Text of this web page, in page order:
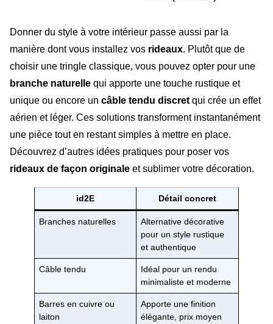
Donner du style à votre intérieur passe aussi par la
manière dont vous installez vos rideaux. Plutôt que de
choisir une tringle classique, vous pouvez opter pour une
branche naturelle qui apporte une touche rustique et
unique ou encore un câble tendu discret qui crée un effet
aérien et léger. Ces solutions transforment instantanément
une pièce tout en restant simples à mettre en place.
Découvrez d’autres idées pratiques pour poser vos
rideaux de façon originale et sublimer votre décoration.
id2E Détail concret
Branches naturelles
Alternative décorative
pour un style rustique
et authentique
Câble tendu
Idéal pour un rendu
minimaliste et moderne
Barres en cuivre ou
laiton
Apporte une finition
élégante, prix moyen